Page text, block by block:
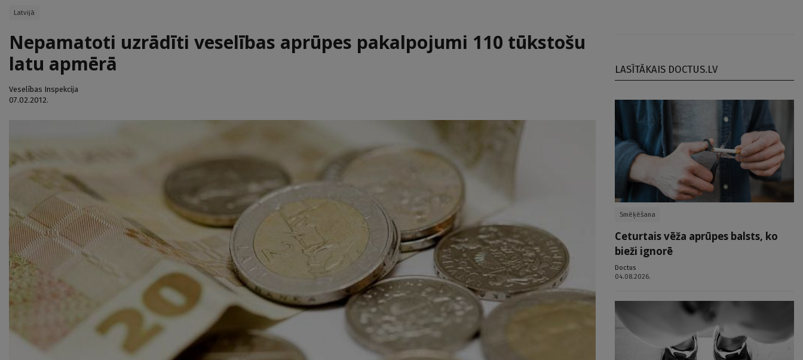
Latvijā
Nepamatoti uzrādīti veselības aprūpes pakalpojumi 110 tūkstošu
latu apmērā
Veselības Inspekcija
07.02.2012.
LASĪTĀKAIS DOCTUS.LV
Smēķēšana
Ceturtais vēža aprūpes balsts, ko
bieži ignorē
Doctus
04.08.2026.